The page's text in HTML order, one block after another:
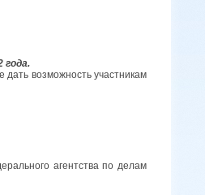
года.
дать возможность участникам
агентства по делам